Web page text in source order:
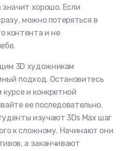
хорошо. Если
можно потеряться в
контента и не
3D художникам
подход. Остановитесь
и конкретной
ее последовательно.
изучают 3Ds Max шаг
к сложному. Начинают они
а заканчивают